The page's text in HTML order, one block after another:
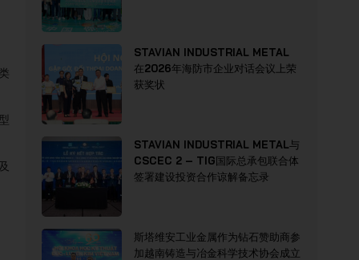
STAVIAN INDUSTRIAL METAL
在2026年海防市企业对话会议上荣
获奖状
STAVIAN INDUSTRIAL METAL与
CSCEC 2 – TIG国际总承包联合体
签署建设投资合作谅解备忘录
斯塔维安工业金属作为钻石赞助商参
加越南铸造与冶金科学技术协会成立